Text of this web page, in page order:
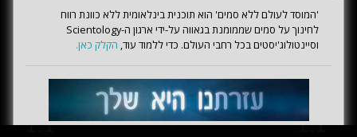
'המוסד לעולם ללא סמים' הוא תוכנית בינלאומית ללא כוונת רווח
לחינוך על סמים שממומנת בגאווה על-ידי ארגון ה-Scientology
וסיינטולוג'יסטים בכל רחבי העולם. כדי ללמוד עוד, הקלק כאן.